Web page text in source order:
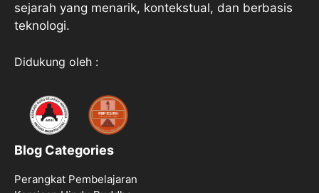
sejarah yang menarik, kontekstual, dan berbasis
teknologi.
Didukung oleh :
Blog Categories
Perangkat Pembelajaran